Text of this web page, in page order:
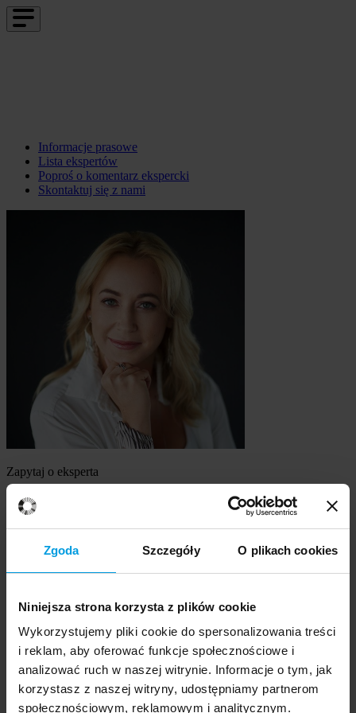
Zgoda Szczegóły O plikach cookies
Niniejsza strona korzysta z plików cookie
Wykorzystujemy pliki cookie do spersonalizowania treści
i reklam, aby oferować funkcje społecznościowe i
analizować ruch w naszej witrynie. Informacje o tym, jak
korzystasz z naszej witryny, udostępniamy partnerom
społecznościowym, reklamowym i analitycznym.
Informacje prasowe
Lista ekspertów
Poproś o komentarz ekspercki
Skontaktuj się z nami
Zapytaj o eksperta
mgr Żaneta Rachwaniec
Szukasz eksperta
Wybierz temat
Ekspert
Wybierz formę kontaktu
udzielenie wywiadu
komentarz do artykułu
udział w audycji radiowej na żywo
udział w nagraniu audycji radiowej
udział w audycji telewizyjnej na żywo